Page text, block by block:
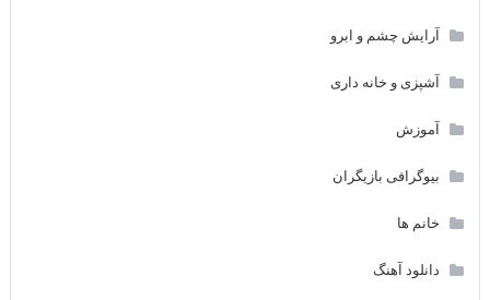
آرایش چشم و ابرو
آشپزی و خانه داری
آموزش
بیوگرافی بازیگران
خانم ها
دانلود آهنگ